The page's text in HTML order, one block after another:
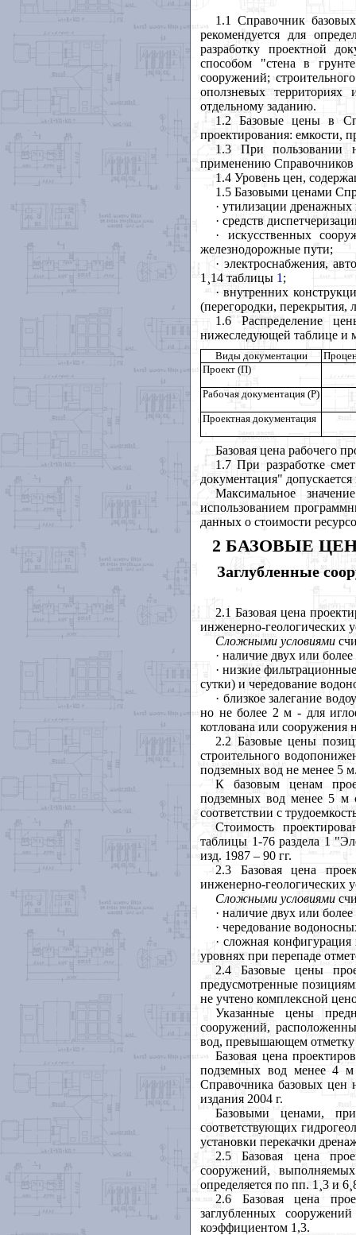
1.1 Справочник
рекомендуется для
разработку проектной
способом "стена в
сооружений;
оползневых
отдельному заданию.
1.2 Базовые цены в
проектирования: емкости,
1.3 При пользовании
применению Справочников
1.4 Уровень цен,
1.5 Базовыми ценами
· утилизации дренажных
· средств
· искусственных
железнодорожные пути;
· электроснабжения,
1 14 таблицы 1 ;
·внутренних
(перегородки, перекрытия,
1.6 Распределение
нижеследующей таблице и
Виды документации
Проект (П)
Рабочая документация (Р)
Проектная документация
Базовая цена рабочего
1.7 При разработке
документация"
Максимальное
использованием
данных о стоимости
2 БАЗОВЫЕ
Заглубленные
2.1 Базовая цена
инженерно-геологических
Сложными условиями
· наличие двух или
· низкие
сутки) и чередование
· близкое залегание
но не более 2 м - для
котлована или сооружения
2.2 Базовые цены
строительного
подземных вод не менее 5
К базовым ценам
подземных вод менее 5 м
соответствии с
Стоимость
таблицы 1-76 раздела1
изд. 1987 – 90 гг.
2.3 Базовая цена
инженерно-геологических
Сложными условиями
· наличие двух или
· чередование
· сложная
уровнях при перепаде
2.4 Базовые цены
предусмотренные
не учтено комплексной
Указанные цены
сооружений,
вод, превышающем отметку
Базовая цена
подземных вод менее 4 м
Справочника базовых цен
издания 2004 г.
Базовыми ценами,
соответствующих
установки перекачки
2.5 Базовая цена
сооружений,
определяется по пп. 1 ¸3 и 6
2.6 Базовая цена
заглубленных
коэффициентом 1,3.